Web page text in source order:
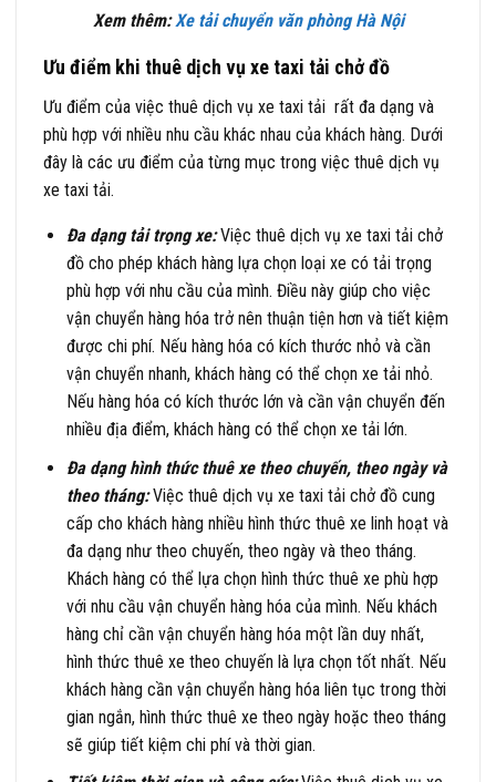
Xem thêm:Xe tải chuyển văn phòng Hà Nội
Ưu điểm khi thuê dịch vụ xe taxi tải chở đồ
Ưu điểm của việc thuê dịch vụ xe taxi tải rất đa dạng và
phù hợp với nhiều nhu cầu khác nhau của khách hàng. Dưới
đây là các ưu điểm của từng mục trong việc thuê dịch vụ
xe taxi tải.
Đa dạng tải trọng xe:Việc thuê dịch vụ xe taxi tải chở
đồ cho phép khách hàng lựa chọn loại xe có tải trọng
phù hợp với nhu cầu của mình. Điều này giúp cho việc
vận chuyển hàng hóa trở nên thuận tiện hơn và tiết kiệm
được chi phí. Nếu hàng hóa có kích thước nhỏ và cần
vận chuyển nhanh, khách hàng có thể chọn xe tải nhỏ.
Nếu hàng hóa có kích thước lớn và cần vận chuyển đến
nhiều địa điểm, khách hàng có thể chọn xe tải lớn.
Đa dạng hình thức thuê xe theo chuyến, theo ngày và
theo tháng:Việc thuê dịch vụ xe taxi tải chở đồ cung
cấp cho khách hàng nhiều hình thức thuê xe linh hoạt và
đa dạng như theo chuyến, theo ngày và theo tháng.
Khách hàng có thể lựa chọn hình thức thuê xe phù hợp
với nhu cầu vận chuyển hàng hóa của mình. Nếu khách
hàng chỉ cần vận chuyển hàng hóa một lần duy nhất,
hình thức thuê xe theo chuyến là lựa chọn tốt nhất. Nếu
khách hàng cần vận chuyển hàng hóa liên tục trong thời
gian ngắn, hình thức thuê xe theo ngày hoặc theo tháng
sẽ giúp tiết kiệm chi phí và thời gian.